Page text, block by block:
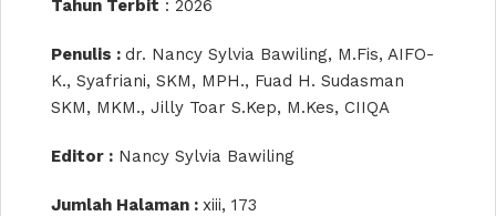
Tahun Terbit : 2026
Penulis : dr. Nancy Sylvia Bawiling, M.Fis, AIFO-
K., Syafriani, SKM, MPH., Fuad H. Sudasman
SKM, MKM., Jilly Toar S.Kep, M.Kes, CIIQA
Editor : Nancy Sylvia Bawiling
Jumlah Halaman : xiii, 173